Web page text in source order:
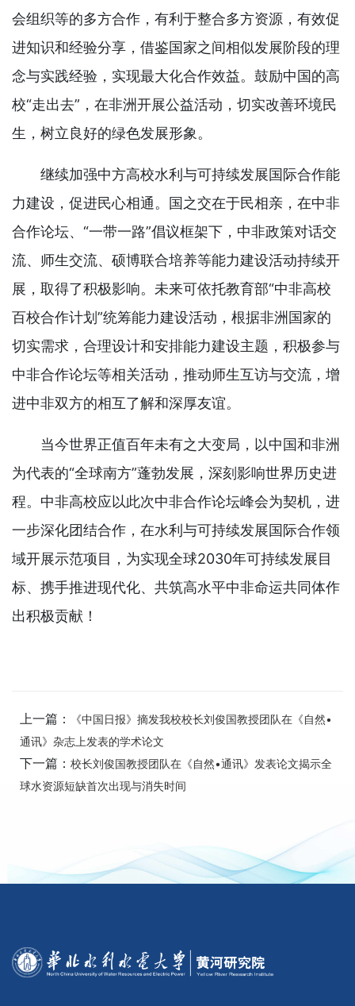
会组织等的多方合作，有利于整合多方资源，有效促
进知识和经验分享，借鉴国家之间相似发展阶段的理
念与实践经验，实现最大化合作效益。鼓励中国的高
校“走出去”，在非洲开展公益活动，切实改善环境民
生，树立良好的绿色发展形象。
继续加强中方高校水利与可持续发展国际合作能
力建设，促进民心相通。国之交在于民相亲，在中非
合作论坛、“一带一路”倡议框架下，中非政策对话交
流、师生交流、硕博联合培养等能力建设活动持续开
展，取得了积极影响。未来可依托教育部“中非高校
百校合作计划”统筹能力建设活动，根据非洲国家的
切实需求，合理设计和安排能力建设主题，积极参与
中非合作论坛等相关活动，推动师生互访与交流，增
进中非双方的相互了解和深厚友谊。
当今世界正值百年未有之大变局，以中国和非洲
为代表的“全球南方”蓬勃发展，深刻影响世界历史进
程。中非高校应以此次中非合作论坛峰会为契机，进
一步深化团结合作，在水利与可持续发展国际合作领
域开展示范项目，为实现全球2030年可持续发展目
标、携手推进现代化、共筑高水平中非命运共同体作
出积极贡献！
上一篇：
《中国日报》摘发我校校长刘俊国教授团队在《自然•
通讯》杂志上发表的学术论文
下一篇： 校长刘俊国教授团队在《自然•通讯》发表论文揭示全
球水资源短缺首次出现与消失时间